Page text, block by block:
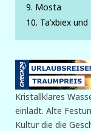
9. Mosta
10. Ta’xbiex und
Kristallklares
einlädt. Alte
Kultur die die